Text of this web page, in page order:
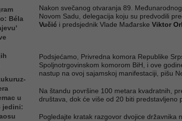
Béla
u
jedini:
Nakon svečanog otvaranja 89.
Novom Sadu, delegacija koju su predvodili
Vučić i predsjednik Vlade Mađarske Viktor
Podsjećamo, Privredna komora Republike
Spoljnotrgovinskom komorom BiH, i ove
nastup na ovoj sajamskoj manifestaciji, pišu
Na štandu površine 100 metara kvadratnih,
društava, dok će više od 20 biti predstavljeno
Pogledajte kratak razgovor dvojice državnika